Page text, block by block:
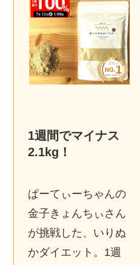
1週間でマイナス
2.1kg ！
ぱーてぃーちゃんの
金子きょんちぃさん
が挑戦した、いりぬ
かダイエット。1週